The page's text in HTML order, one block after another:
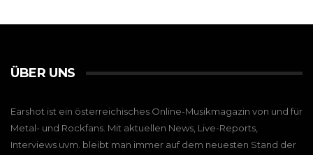
ÜBER UNS
Earshot ist ein österreichisches Online-Musikmagazin von und für
Metal- und Rockfans. Mit aktuellen News, Live-Reports,
Interviews uvm. bleibt man immer auf dem neuesten Stand der